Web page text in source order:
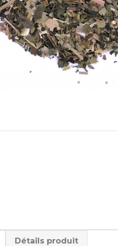
Détails produit